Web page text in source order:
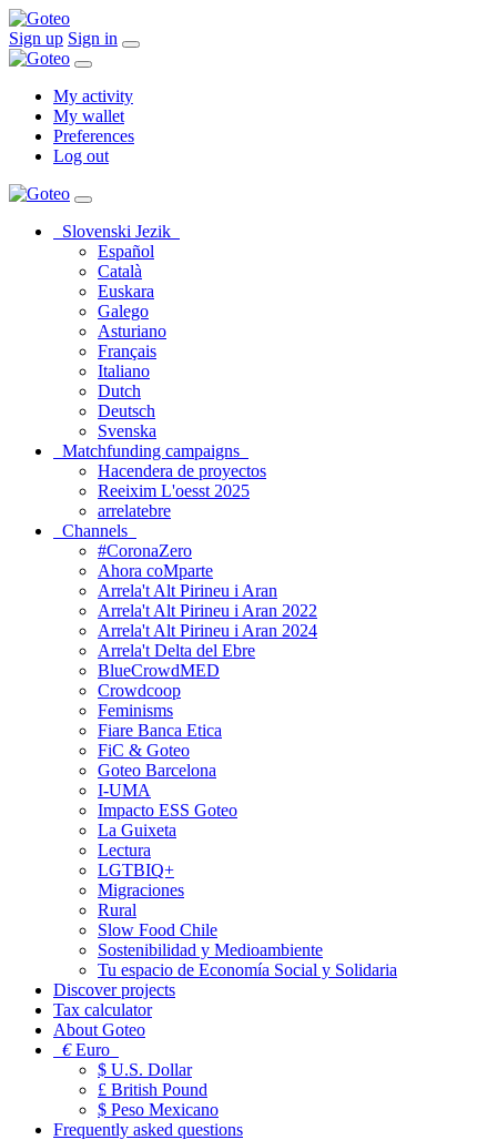
Sign up Sign in
My activity
My wallet
Preferences
Log out
Slovenski Jezik
Español
Català
Euskara
Galego
Asturiano
Français
Italiano
Dutch
Deutsch
Svenska
Matchfunding campaigns
Hacendera de proyectos
Reeixim L'oesst 2025
arrelatebre
Channels
#CoronaZero
Ahora coMparte
Arrela't Alt Pirineu i Aran
Arrela't Alt Pirineu i Aran 2022
Arrela't Alt Pirineu i Aran 2024
Arrela't Delta del Ebre
BlueCrowdMED
Crowdcoop
Feminisms
Fiare Banca Etica
FiC & Goteo
Goteo Barcelona
I-UMA
Impacto ESS Goteo
La Guixeta
Lectura
LGTBIQ+
Migraciones
Rural
Slow Food Chile
Sostenibilidad y Medioambiente
Tu espacio de Economía Social y Solidaria
Discover projects
Tax calculator
About Goteo
€Euro
$ U.S. Dollar
£ British Pound
$ Peso Mexicano
Frequently asked questions